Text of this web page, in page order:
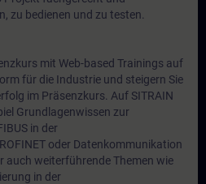
zu bedienen und zu testen.
mit Web-based Trainings auf
für die Industrie und steigern Sie
im Präsenzkurs. Auf SITRAIN
Grundlagenwissen zur
in der
oder Datenkommunikation
auch weiterführende Themen wie
in der